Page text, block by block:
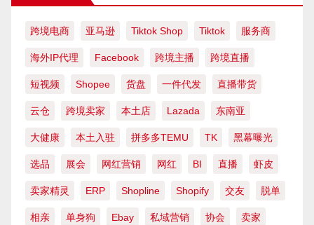
跨境电商 亚马逊 Tiktok Shop Tiktok 服务商
海外IP代理 Facebook 跨境主播 跨境直播
短视频 Shopee 货盘 一件代发 直播带货
云仓 跨境卖家 本土店 Lazada 东南亚
大健康 本土入驻 拼多多TEMU TK 黑幕曝光
选品 展会 网红营销 网红 BI 直播 虾皮
卖家精灵 ERP Shopline Shopify 交友 脱单
相亲 单身狗 Ebay 私域营销 协会 卖家